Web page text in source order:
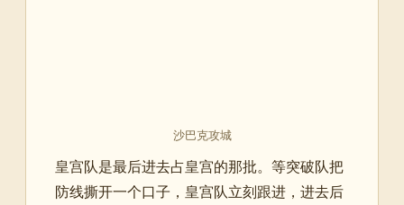
沙巴克攻城
皇宫队是最后进去占皇宫的那批。等突破队把
防线撕开一个口子，皇宫队立刻跟进，进去后